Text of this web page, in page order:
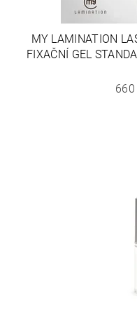
MY LAMINATION
FIXAČNÍ GEL
660